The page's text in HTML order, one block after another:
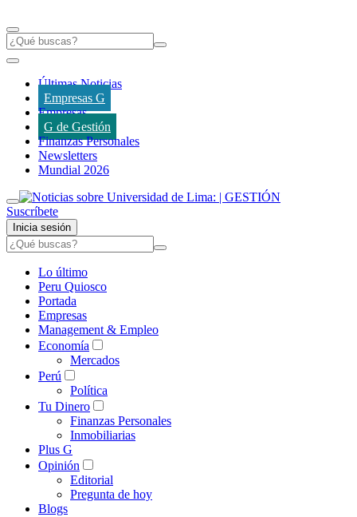
Últimas Noticias
Empresas G
Empresas
G de Gestión
Finanzas Personales
Newsletters
Mundial 2026
Suscríbete
Inicia sesión
Lo último
Peru Quiosco
Portada
Empresas
Management & Empleo
Economía
Mercados
Perú
Política
Tu Dinero
Finanzas Personales
Inmobiliarias
Plus G
Opinión
Editorial
Pregunta de hoy
Blogs